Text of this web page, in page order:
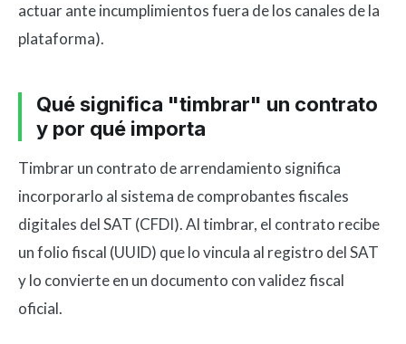
actuar ante incumplimientos fuera de los canales de la
plataforma).
Qué significa "timbrar" un contrato
y por qué importa
Timbrar un contrato de arrendamiento significa
incorporarlo al sistema de comprobantes fiscales
digitales del SAT (CFDI). Al timbrar, el contrato recibe
un folio fiscal (UUID) que lo vincula al registro del SAT
y lo convierte en un documento con validez fiscal
oficial.